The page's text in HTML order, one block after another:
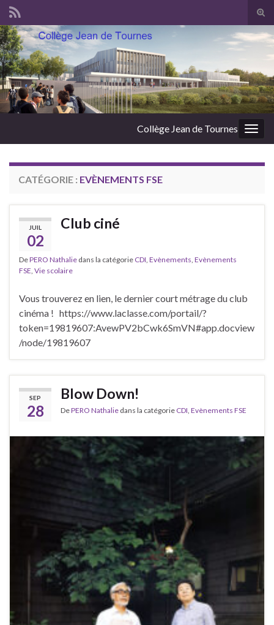
Search for:
Collège Jean de Tournes
CATÉGORIE : EVÈNEMENTS FSE
JUIL
02
Club ciné
DePERO Nathalie dans la catégorie CDI Evènements Evènements
FSE Vie scolaire
Vous trouverez en lien, le dernier court métrage du club
cinéma ! https://www.laclasse.com/portail/?
token=19819607:AvewPV2bCwk6SmVN#app.docview
/node/19819607
SEP
28
Blow Down!
DePERO Nathalie dans la catégorie CDI Evènements FSE
Panneau de gestion des cookies